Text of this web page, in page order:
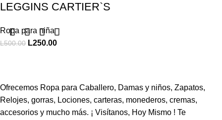
LEGGINS CARTIER`S
Ropa para niña
L500.00 L250.00
Ofrecemos Ropa para Caballero, Damas y niños, Zapatos,
Relojes, gorras, Lociones, carteras, monederos, cremas,
accesorios y mucho más. ¡ Visítanos, Hoy Mismo ! Te